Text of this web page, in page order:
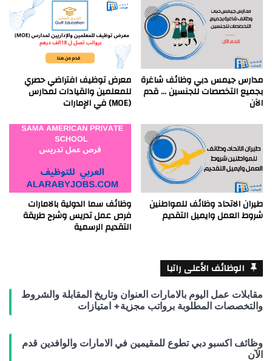
مدارس جيمس دبي وظائف شاغرة
بجميع التخصصات للجنسين … قدم
الآن
معرض توظيف افتراضي حصري
للمعلمين والقيادات لمدارس
(MOE) في الإمارات
طيران الاتحاد وظائف للمواطنين
شروط العمل وايميل التقديم
وظائف سما الدولية بالامارات
فرص عمل تدريس وشرح طريقة
التقديم الرسمية
الوظائف الأعلى راتبا
مقابلات عمل اليوم بالامارات العنوان وتاريخ المقابلة والشروط
والتخصصات المطلوبة برواتب مجزية+ امتيازات
وظائف اكسبو دبي تطوع للمقيمين في الامارات والوافدين قدم
الآن